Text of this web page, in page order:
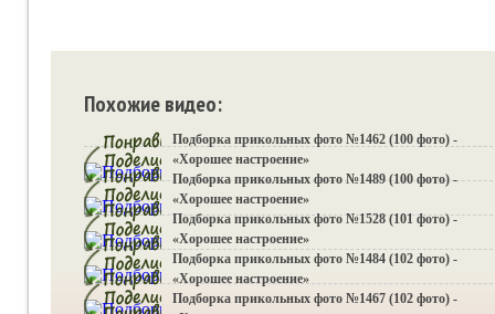
Похожие видео:
Подборка прикольных фото №1462 (100 фото) -
«Хорошее настроение»
Подборка прикольных фото №1489 (100 фото) -
«Хорошее настроение»
Подборка прикольных фото №1528 (101 фото) -
«Хорошее настроение»
Подборка прикольных фото №1484 (102 фото) -
«Хорошее настроение»
Подборка прикольных фото №1467 (102 фото) -